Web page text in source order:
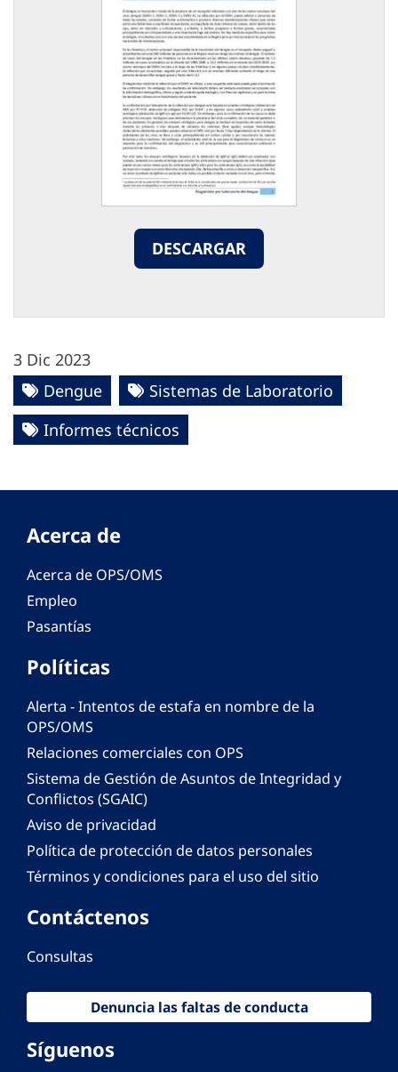
DESCARGAR
3 Dic 2023
Dengue
Sistemas de Laboratorio
Informes técnicos
Acerca de
Acerca de OPS/OMS
Empleo
Pasantías
Políticas
Alerta - Intentos de estafa en nombre de la
OPS/OMS
Relaciones comerciales con OPS
Sistema de Gestión de Asuntos de Integridad y
Conflictos (SGAIC)
Aviso de privacidad
Política de protección de datos personales
Términos y condiciones para el uso del sitio
Contáctenos
Consultas
Denuncia las faltas de conducta
Síguenos